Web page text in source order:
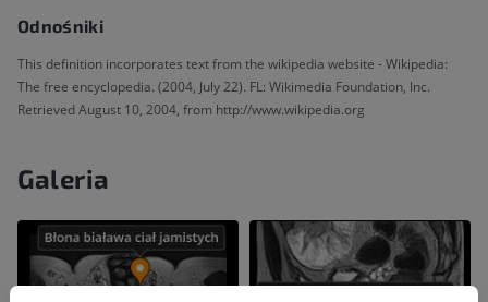
Odnośniki
This definition incorporates text from the wikipedia website - Wikipedia:
The free encyclopedia. (2004, July 22). FL: Wikimedia Foundation, Inc.
Retrieved August 10, 2004, from http://www.wikipedia.org
Galeria